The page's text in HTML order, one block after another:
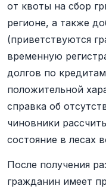
от квоты на сбор
регионе, а также
(приветствуются
временную
долгов по
положительной
справка об
чиновники
состояние в лесах
После получения
гражданин имеет